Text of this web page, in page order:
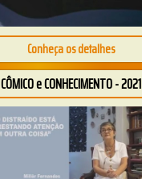
Conheça os detalhes
CÔMICO e CONHECIMENTO - 2021